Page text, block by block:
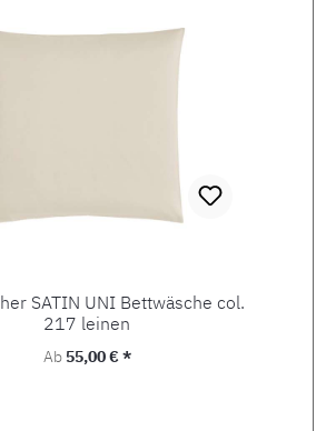
SATIN UNI Bettwäsche col.
217 leinen
Regulärer Preis:
Ab 55,00 € *